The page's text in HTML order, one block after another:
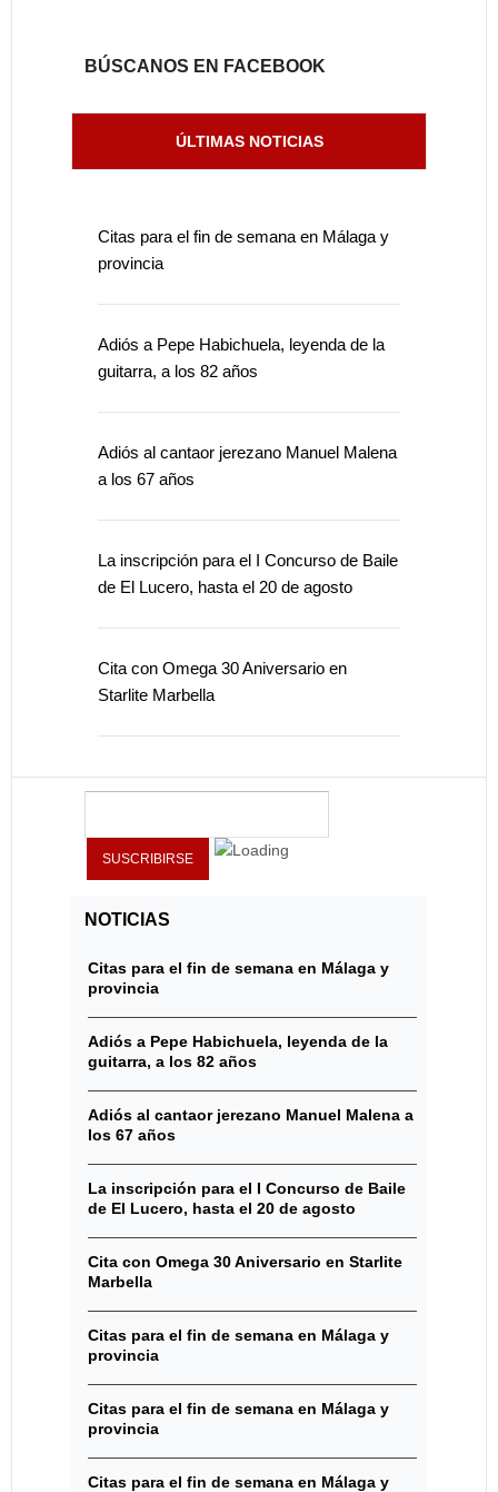
BÚSCANOS EN FACEBOOK
ÚLTIMAS NOTICIAS
Citas para el fin de semana en Málaga y
provincia
Adiós a Pepe Habichuela, leyenda de la
guitarra, a los 82 años
Adiós al cantaor jerezano Manuel Malena
a los 67 años
La inscripción para el I Concurso de Baile
de El Lucero, hasta el 20 de agosto
Cita con Omega 30 Aniversario en
Starlite Marbella
NOTICIAS
Citas para el fin de semana en Málaga y
provincia
Adiós a Pepe Habichuela, leyenda de la
guitarra, a los 82 años
Adiós al cantaor jerezano Manuel Malena a
los 67 años
La inscripción para el I Concurso de Baile
de El Lucero, hasta el 20 de agosto
Cita con Omega 30 Aniversario en Starlite
Marbella
Citas para el fin de semana en Málaga y
provincia
Citas para el fin de semana en Málaga y
provincia
Citas para el fin de semana en Málaga y